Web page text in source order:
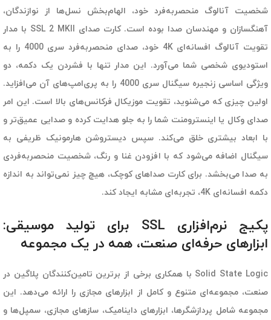
شخصیت آنالوگ منحصربه‌فرد خود، الهام‌بخش نسل‌ها از نوازندگان،
آهنگسازان و مهندسان صدا بوده است. کارت صدای SSL 2 MKII با مدار
تقویت آنالوگ افسانه‌ای 4K خود، صدای منحصربه‌‌فرد سری 4000 را به
استودیوی شخصی شما می‌آورد. این مدار تنها با فشردن یک دکمه، دو
ویژگی اساسی زنجیره سیگنال سری 4000 را به پری‌امپ‌های آن می‌افزاید.
اولین چیزی که می‌شنوید، تقویت موزیکال فرکانس‌های بالا است. این امر
صدای وکال یا اینسترومنت شما را به جلو هدایت کرده و صدایی عمیق‌تر و
با ابعاد بیشتری خلق می‌کند. سپس دیستروشن هارمونیک ظریفی به
سیگنال اضافه می‌شود که با افزودن غنا و رنگ، شخصیت منحصربه‌فردی
به صدا می‌بخشد. برای کارت صداهای کوچک، هیچ چیز نمی‌تواند به اندازه
دکمه افسانه‌ای 4K، تجربه‌ای مشابه ایجاد کند.
پکیج نرم‌افزاری SSL برای تولید موسیقی:
ابزارهای حرفه‌ای صنعت، همه در یک مجموعه
Solid State Logic با همکاری برخی از برترین تامین‌کنندگان پلاگین‌ در
صنعت، مجموعه‌ای متنوع و کامل از ابزارهای مجازی را ارائه می‌دهد. این
مجموعه شامل پردازشگرها، ابزارهای داینامیک، سازهای مجازی، سمپل‌ها و